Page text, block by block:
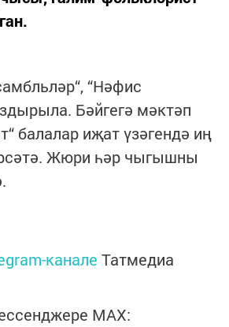
“Нәфис
Бәйгегә мәктәп
балалар иҗат үзәгендә иң
Жюри һәр чыгышны
канале Татмедиа
MАХ: